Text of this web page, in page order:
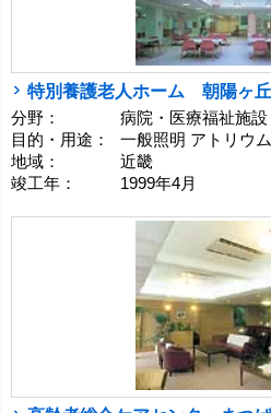
特別養護老人ホーム 朝陽ヶ
分野：
病院・医療福祉施設
目的・用途：
一般照明 アトリウム
地域：
近畿
竣工年：
1999年4月